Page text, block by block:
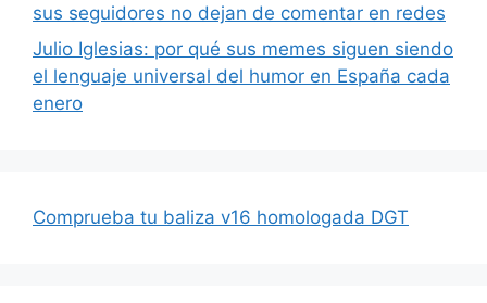
sus seguidores no dejan de comentar en redes
Julio Iglesias: por qué sus memes siguen siendo
el lenguaje universal del humor en España cada
enero
Comprueba tu baliza v16 homologada DGT